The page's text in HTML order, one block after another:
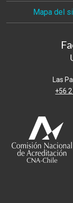
Mapa del
Las
+56